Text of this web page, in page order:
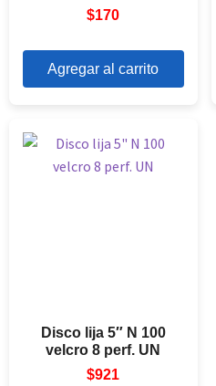
$170
Agregar al carrito
Disco lija 5″ N 100
velcro 8 perf. UN
$921